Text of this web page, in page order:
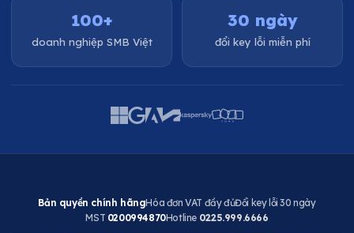
100+
doanh nghiệp SMB Việt
30 ngày
đổi key lỗi miễn phí
Bản quyền chính hãngHóa đơn VAT đầy đủĐổi key lỗi 30 ngày
MST 0200994870Hotline 0225.999.6666